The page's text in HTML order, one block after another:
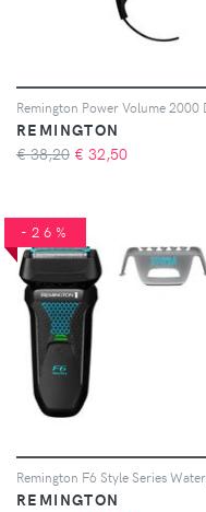
REMINGTON
€ 38,20 € 32,50
-26%
REMINGTON